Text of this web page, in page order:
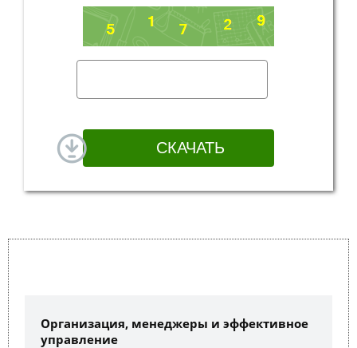
Организация, менеджеры и эффективное
управление